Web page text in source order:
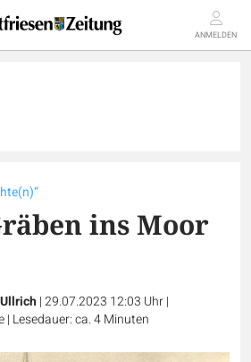
ANMELDEN
ins Moor
|29.07.2023 12:03 Uhr|
| Lesedauer: ca. 4 Minuten